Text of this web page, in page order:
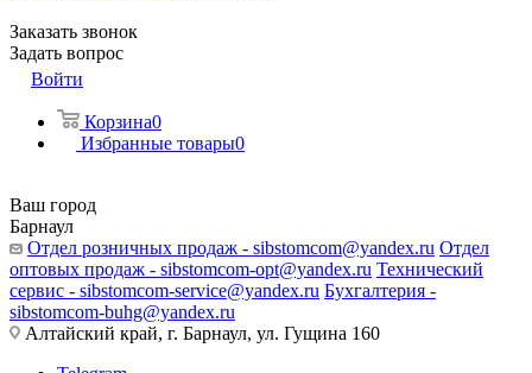
Заказать звонок
Задать вопрос
Войти
Корзина0
Избранные товары0
Ваш город
Барнаул
Отдел розничных продаж - sibstomcom@yandex.ru Отдел
оптовых продаж - sibstomcom-opt@yandex.ru Технический
сервис - sibstomcom-service@yandex.ru Бухгалтерия -
sibstomcom-buhg@yandex.ru
Алтайский край, г. Барнаул, ул. Гущина 160